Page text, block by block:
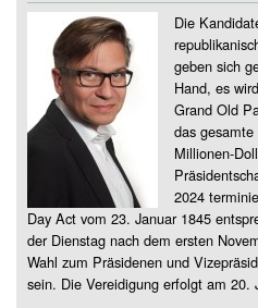
Die
geben sich
Hand, es
Grand Old
das
Millionen-
2024
Day Act vom 23. Januar 1845
der Dienstag nach dem ersten
Wahl zum Präsidenen und
sein. Die Vereidigung erfolgt am 20.